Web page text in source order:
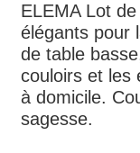
ELEMA Lot
élégants pour
de table
couloirs et les
à domicile.
sagesse.